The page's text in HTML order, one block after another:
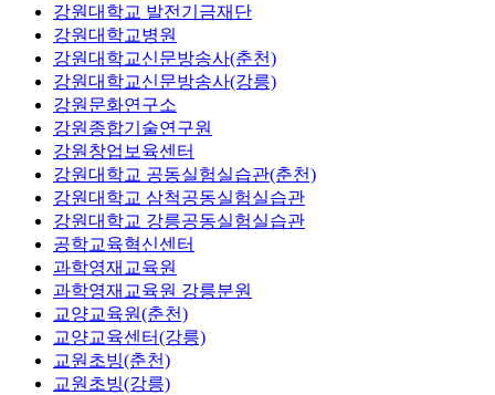
강원대학교 발전기금재단
강원대학교병원
강원대학교신문방송사(춘천)
강원대학교신문방송사(강릉)
강원문화연구소
강원종합기술연구원
강원창업보육센터
강원대학교 공동실험실습관(춘천)
강원대학교 삼척공동실험실습관
강원대학교 강릉공동실험실습관
공학교육혁신센터
과학영재교육원
과학영재교육원 강릉분원
교양교육원(춘천)
교양교육센터(강릉)
교원초빙(춘천)
교원초빙(강릉)